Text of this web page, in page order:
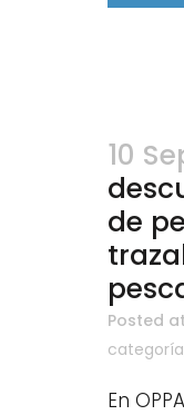
10
de
Posted
categoría
En